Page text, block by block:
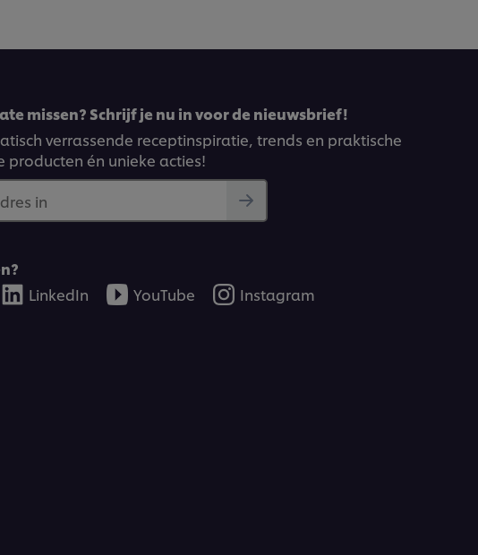
missen? Schrijf je nu in voor de nieuwsbrief!
verrassende receptinspiratie, trends en praktische
producten én unieke acties!
in
LinkedIn YouTube Instagram